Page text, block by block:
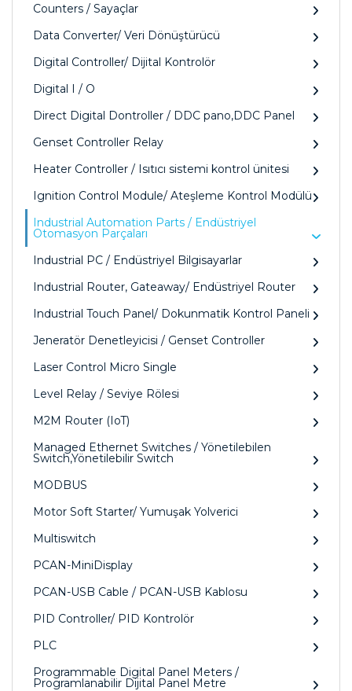
Counters / Sayaçlar
Data Converter/ Veri Dönüştürücü
Digital Controller/ Dijital Kontrolör
Digital I / O
Direct Digital Dontroller / DDC pano,DDC Panel
Genset Controller Relay
Heater Controller / Isıtıcı sistemi kontrol ünitesi
Ignition Control Module/ Ateşleme Kontrol Modülü
Industrial Automation Parts / Endüstriyel
Otomasyon Parçaları
Industrial PC / Endüstriyel Bilgisayarlar
Industrial Router, Gateaway/ Endüstriyel Router
Industrial Touch Panel/ Dokunmatik Kontrol Paneli
Jeneratör Denetleyicisi / Genset Controller
Laser Control Micro Single
Level Relay / Seviye Rölesi
M2M Router (IoT)
Managed Ethernet Switches / Yönetilebilen
Switch,Yönetilebilir Switch
MODBUS
Motor Soft Starter/ Yumuşak Yolverici
Multiswitch
PCAN-MiniDisplay
PCAN-USB Cable / PCAN-USB Kablosu
PID Controller/ PID Kontrolör
PLC
Programmable Digital Panel Meters /
Programlanabilir Dijital Panel Metre